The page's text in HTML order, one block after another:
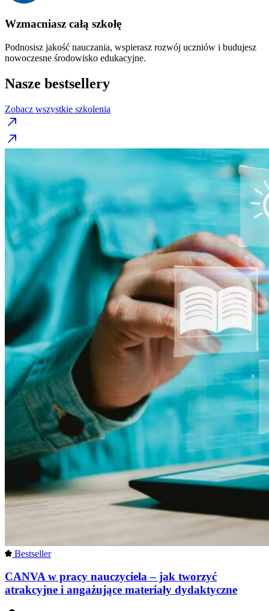
Wzmacniasz całą szkołę
Podnosisz jakość nauczania, wspierasz rozwój uczniów i budujesz
nowoczesne środowisko edukacyjne.
Nasze bestsellery
Zobacz wszystkie szkolenia
Bestseller
CANVA w pracy nauczyciela – jak tworzyć
atrakcyjne i angażujące materiały dydaktyczne